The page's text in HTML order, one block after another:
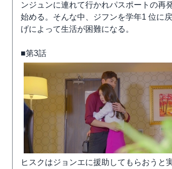
ンジュンに連れて行かれパスポートの再
始める。そんな中、ジフンを学年1 位に
げによって生活が困難になる。
■第3話
ヒスクはジョンエに援助してもらおうと